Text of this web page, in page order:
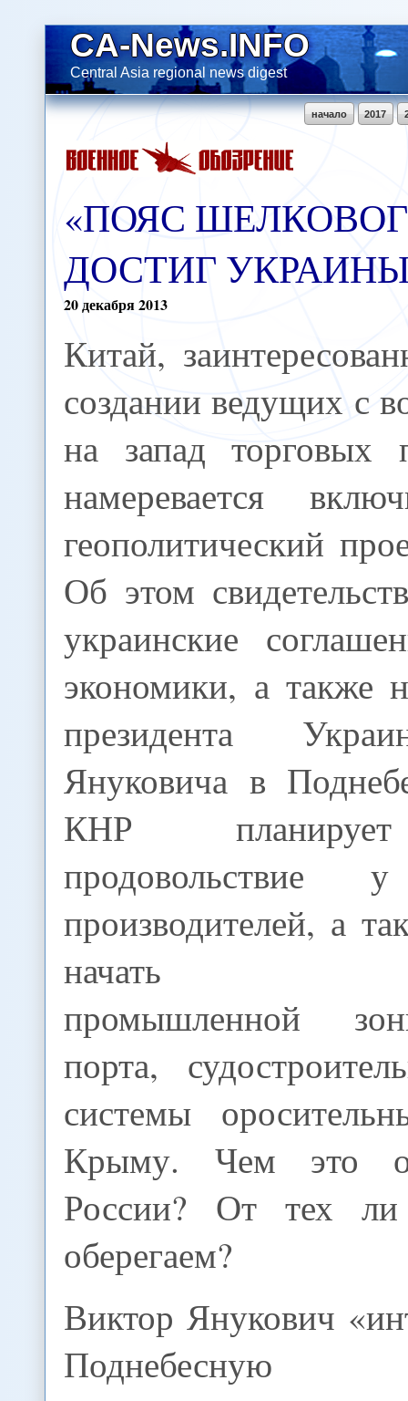
CA-News.INFO
Central Asia regional news digest
2017
начало
«ПОЯС
ДОСТИГ
20декабря2013
Китай,
создании ведущих с
на запад торговых
намеревается
геополитический
Об этом
украинские
экономики, а также
президента
Януковича в
КНР
продовольствие
производителей, а
начать
промышленной
порта,
системы
Крыму. Чем это
России? От тех
оберегаем?
Виктор Янукович
Поднебесную